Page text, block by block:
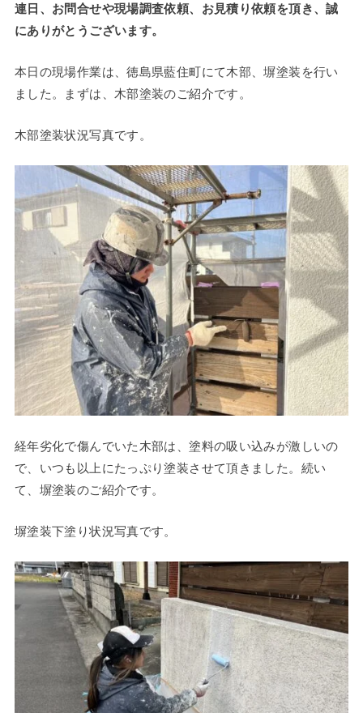
連日、お問合せや現場調査依頼、お見積り依頼を頂き、誠
にありがとうございます。
本日の現場作業は、徳島県藍住町にて木部、塀塗装を行い
ました。まずは、木部塗装のご紹介です。
木部塗装状況写真です。
経年劣化で傷んでいた木部は、塗料の吸い込みが激しいの
で、いつも以上にたっぷり塗装させて頂きました。続い
て、塀塗装のご紹介です。
塀塗装下塗り状況写真です。